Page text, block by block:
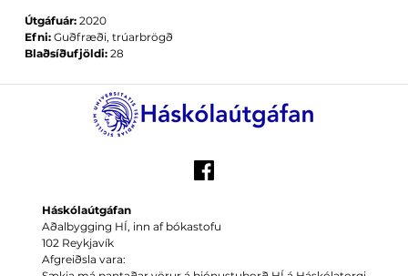
Útgáfuár: 2020
Efni: Guðfræði, trúarbrögð
Blaðsíðufjöldi: 28
Háskólaútgáfan
Aðalbygging HÍ, inn af bókastofu
102 Reykjavík
Afgreiðsla vara: